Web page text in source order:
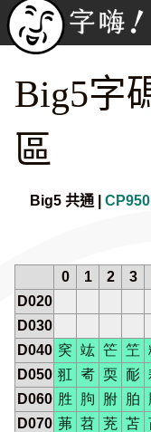
Big5字
區
Big5 共通 | CP950
0
1 2 3
D020
D030
D040 穾 竑 笀 笁
D050 羾 耇 耎 耏
D060 胜 胊 胕 胉
D070 茀 苕 茺 苫